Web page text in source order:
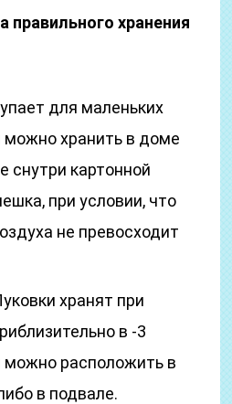
хранения
для маленьких
можно хранить в доме
снутри картонной
при условии, что
не превосходит
хранят при
в -3
можно расположить в
в подвале.